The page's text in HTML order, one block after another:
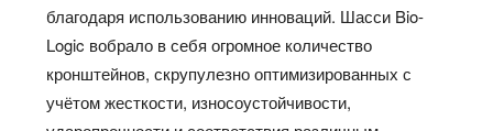
благодаря использованию инноваций. Шасси Bio-
Logic вобрало в себя огромное количество
кронштейнов, скрупулезно оптимизированных с
учётом жесткости, износоустойчивости,